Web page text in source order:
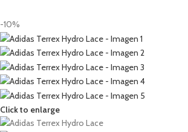
-10%
Click to enlarge